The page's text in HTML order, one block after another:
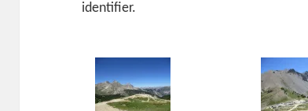
identifier.